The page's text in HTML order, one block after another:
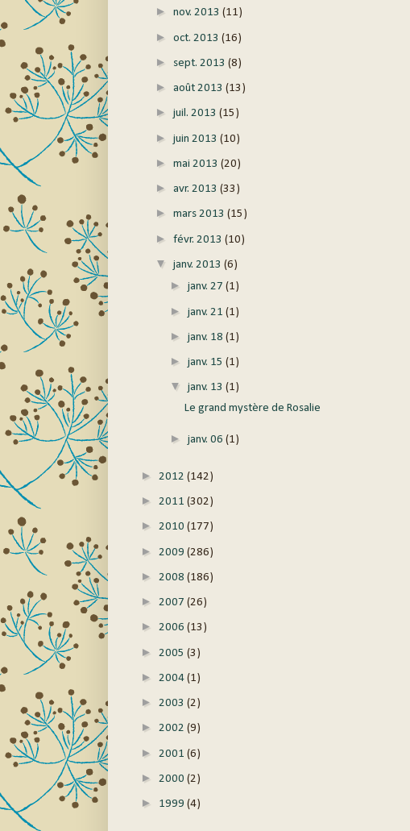
► nov. 2013 (11)
► oct. 2013 (16)
► sept. 2013 (8)
► août 2013 (13)
► juil. 2013 (15)
► juin 2013 (10)
► mai 2013 (20)
► avr. 2013 (33)
► mars 2013 (15)
► févr. 2013 (10)
▼ janv. 2013 (6)
► janv. 27 (1)
► janv. 21 (1)
► janv. 18 (1)
► janv. 15 (1)
▼ janv. 13 (1)
Le grand mystère de Rosalie
► janv. 06 (1)
► 2012 (142)
► 2011 (302)
► 2010 (177)
► 2009 (286)
► 2008 (186)
► 2007 (26)
► 2006 (13)
► 2005 (3)
► 2004 (1)
► 2003 (2)
► 2002 (9)
► 2001 (6)
► 2000 (2)
► 1999 (4)